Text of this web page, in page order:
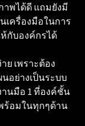
าพได้ดี แถมยังมี
เครื่องมือในการ
กับองค์กรได้
ย เพราะต้อง
อย่างเป็นระบบ
านมือ 1 ที่องค์ชั้น
ร้อมในทุกๆด้าน